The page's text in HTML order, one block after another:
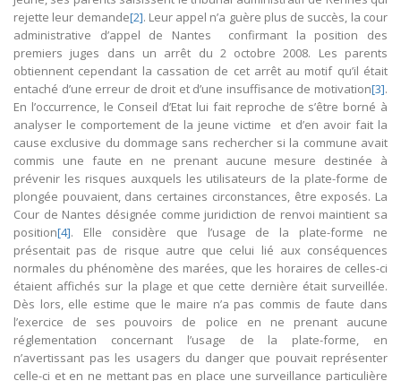
rejette leur demande[2]. Leur appel n’a guère plus de succès, la cour
administrative d’appel de Nantes confirmant la position des
premiers juges dans un arrêt du 2 octobre 2008. Les parents
obtiennent cependant la cassation de cet arrêt au motif qu’il était
entaché d’une erreur de droit et d’une insuffisance de motivation[3].
En l’occurrence, le Conseil d’Etat lui fait reproche de s’être borné à
analyser le comportement de la jeune victime et d’en avoir fait la
cause exclusive du dommage sans rechercher si la commune avait
commis une faute en ne prenant aucune mesure destinée à
prévenir les risques auxquels les utilisateurs de la plate-forme de
plongée pouvaient, dans certaines circonstances, être exposés. La
Cour de Nantes désignée comme juridiction de renvoi maintient sa
position[4]. Elle considère que l’usage de la plate-forme ne
présentait pas de risque autre que celui lié aux conséquences
normales du phénomène des marées, que les horaires de celles-ci
étaient affichés sur la plage et que cette dernière était surveillée.
Dès lors, elle estime que le maire n’a pas commis de faute dans
l’exercice de ses pouvoirs de police en ne prenant aucune
réglementation concernant l’usage de la plate-forme, en
n’avertissant pas les usagers du danger que pouvait représenter
celle-ci et en ne mettant pas en place une surveillance particulière